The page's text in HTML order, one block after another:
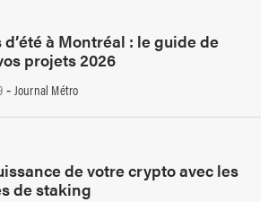
à Montréal : le guide de
projets 2026
- Journal Métro
de votre crypto avec les
de staking